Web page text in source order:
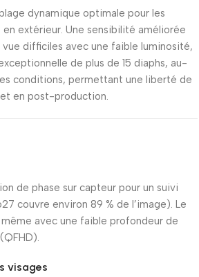
dynamique optimale pour les
extérieur. Une sensibilité améliorée
vue difficiles avec une faible luminosité,
de plus de 15 diaphs, au-
conditions, permettant une liberté de
et en post-production.
de phase sur capteur pour un suivi
couvre environ 89 % de l’image). Le
avec une faible profondeur de
visages